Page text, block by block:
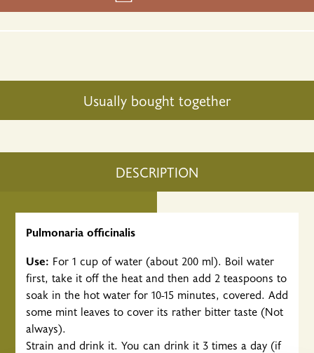
Usually bought together
DESCRIPTION
Pulmonaria officinalis
Use: For 1 cup of water (about 200 ml). Boil water
first, take it off the heat and then add 2 teaspoons to
soak in the hot water for 10-15 minutes, covered. Add
some mint leaves to cover its rather bitter taste (Not
always).
Strain and drink it. You can drink it 3 times a day (if